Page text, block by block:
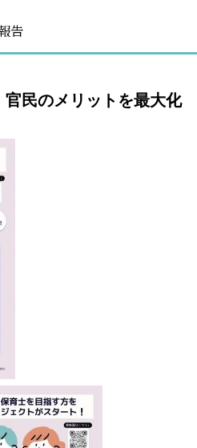
告
官民のメリットを最大化